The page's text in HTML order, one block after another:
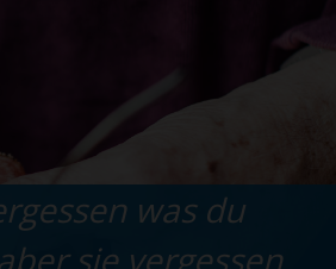
was du
sie vergessen